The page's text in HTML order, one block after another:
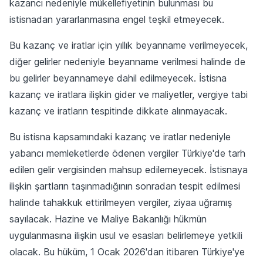
kazancı nedeniyle mükellefiyetinin bulunması bu
istisnadan yararlanmasına engel teşkil etmeyecek.
Bu kazanç ve iratlar için yıllık beyanname verilmeyecek,
diğer gelirler nedeniyle beyanname verilmesi halinde de
bu gelirler beyannameye dahil edilmeyecek. İstisna
kazanç ve iratlara ilişkin gider ve maliyetler, vergiye tabi
kazanç ve iratların tespitinde dikkate alınmayacak.
Bu istisna kapsamındaki kazanç ve iratlar nedeniyle
yabancı memleketlerde ödenen vergiler Türkiye'de tarh
edilen gelir vergisinden mahsup edilemeyecek. İstisnaya
ilişkin şartların taşınmadığının sonradan tespit edilmesi
halinde tahakkuk ettirilmeyen vergiler, ziyaa uğramış
sayılacak. Hazine ve Maliye Bakanlığı hükmün
uygulanmasına ilişkin usul ve esasları belirlemeye yetkili
olacak. Bu hüküm, 1 Ocak 2026'dan itibaren Türkiye'ye